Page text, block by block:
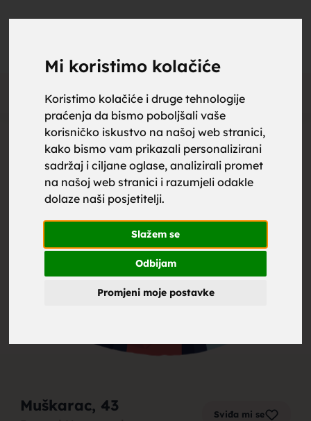
Mi koristimo kolačiće
Koristimo kolačiće i druge tehnologije
praćenja da bismo poboljšali vaše
korisničko iskustvo na našoj web stranici,
kako bismo vam prikazali personalizirani
sadržaj i ciljane oglase, analizirali promet
na našoj web stranici i razumjeli odakle
dolaze naši posjetitelji.
Slažem se
Odbijam
Promjeni moje postavke
Oglas
Muškarac, 43 Sviđa mi se
upoznaj
za brak,
zene za
brak,